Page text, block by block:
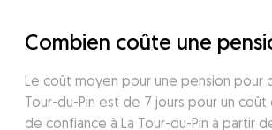
Combien coûte une
Le coût moyen pour une pension pour
Tour-du-Pin est de 7 jours pour un
de confiance à La Tour-du-Pin à partir